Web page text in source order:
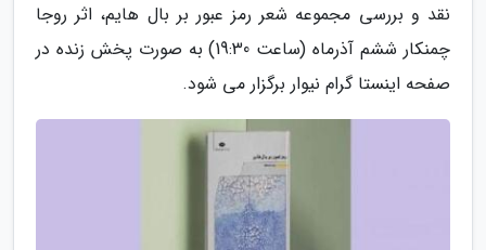
نقد و بررسی مجموعه شعر رمز عبور بر بال هایم، اثر روجا
چمنکار ششم آذرماه (ساعت 19:30) به صورت پخش زنده در
صفحه اینستا گرام نیوار برگزار می شود.